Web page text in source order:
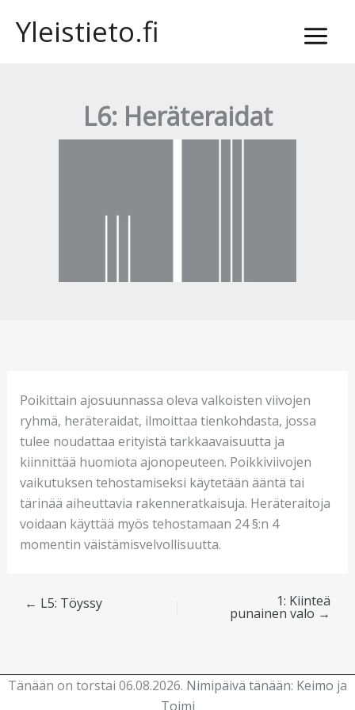
sisältöön
Yleistieto.fi
L6: Heräteraidat
Poikittain ajosuunnassa oleva valkoisten viivojen
ryhmä, heräteraidat, ilmoittaa tienkohdasta, jossa
tulee noudattaa erityistä tarkkaavaisuutta ja
kiinnittää huomiota ajonopeuteen. Poikkiviivojen
vaikutuksen tehostamiseksi käytetään ääntä tai
tärinää aiheuttavia rakenneratkaisuja. Heräteraitoja
voidaan käyttää myös tehostamaan 24 §:n 4
momentin väistämisvelvollisuutta.
← L5: Töyssy 1: Kiinteä
punainen valo →
Tänään on torstai 06.08.2026. Nimipäivä tänään: Keimo ja
Toimi